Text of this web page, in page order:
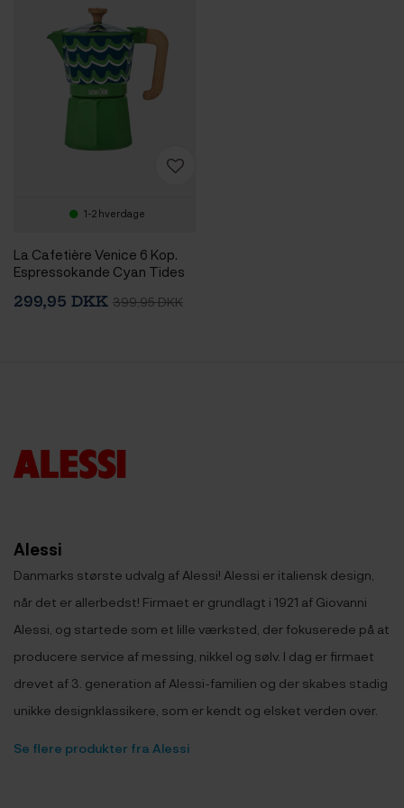
1-2 hverdage
La Cafetière Venice 6 Kop.
Espressokande Cyan Tides
299,95 DKK 399,95 DKK
Alessi
Danmarks største udvalg af Alessi! Alessi er italiensk design,
når det er allerbedst! Firmaet er grundlagt i 1921 af Giovanni
Alessi, og startede som et lille værksted, der fokuserede på at
producere service af messing, nikkel og sølv. I dag er firmaet
drevet af 3. generation af Alessi-familien og der skabes stadig
unikke designklassikere, som er kendt og elsket verden over.
Se flere produkter fra Alessi